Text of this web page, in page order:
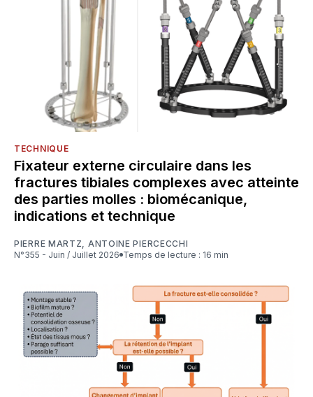
TECHNIQUE
Fixateur externe circulaire dans les
fractures tibiales complexes avec atteinte
des parties molles : biomécanique,
indications et technique
PIERRE MARTZ
ANTOINE PIERCECCHI
N°355 - Juin / Juillet 2026
Temps de lecture : 16 min